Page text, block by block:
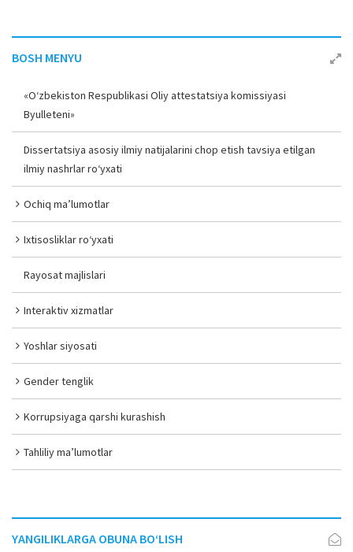
BOSH MENYU
«O‘zbekiston Respublikasi Oliy attestatsiya komissiyasi
Byulleteni»
Dissertatsiya asosiy ilmiy natijalarini chop etish tavsiya etilgan
ilmiy nashrlar ro‘yxati
Ochiq ma’lumotlar
Ixtisosliklar ro‘yxati
Rayosat majlislari
Interaktiv xizmatlar
Yoshlar siyosati
Gender tenglik
Korrupsiyaga qarshi kurashish
Tahliliy ma’lumotlar
YANGILIKLARGA OBUNA BO‘LISH